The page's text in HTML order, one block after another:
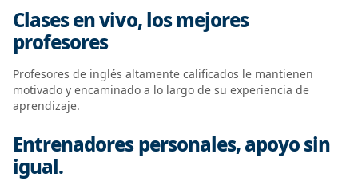
Clases en vivo, los mejores
profesores
Profesores de inglés altamente calificados le mantienen
motivado y encaminado a lo largo de su experiencia de
aprendizaje.
Entrenadores personales, apoyo sin
igual.